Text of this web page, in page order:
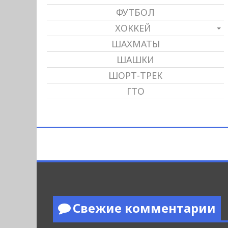
ФУТБОЛ
ХОККЕЙ
ШАХМАТЫ
ШАШКИ
ШОРТ-ТРЕК
ГТО
Свежие комментарии